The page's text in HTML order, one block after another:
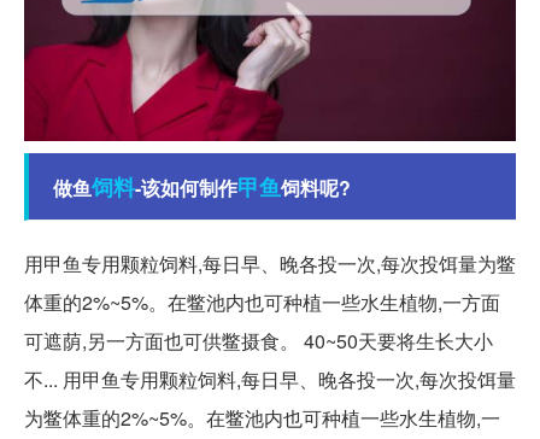
做鱼饲料-该如何制作甲鱼饲料呢?
用甲鱼专用颗粒饲料,每日早、晚各投一次,每次投饵量为鳖
体重的2%~5%。在鳖池内也可种植一些水生植物,一方面
可遮荫,另一方面也可供鳖摄食。 40~50天要将生长大小
不... 用甲鱼专用颗粒饲料,每日早、晚各投一次,每次投饵量
为鳖体重的2%~5%。在鳖池内也可种植一些水生植物,一